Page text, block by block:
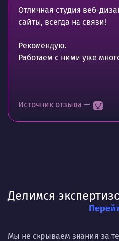
Отличная студия веб-
сайты, всегда на связи!
Рекомендую.
Работаем с ними уже
Источник отзыва —
Делимся
Мы не скрываем знания за